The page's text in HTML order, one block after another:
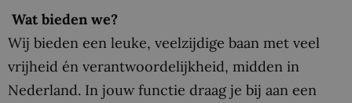
Wat bieden we?
Wij bieden een leuke, veelzijdige baan met veel
vrijheid én verantwoordelijkheid, midden in
Nederland. In jouw functie draag je bij aan een